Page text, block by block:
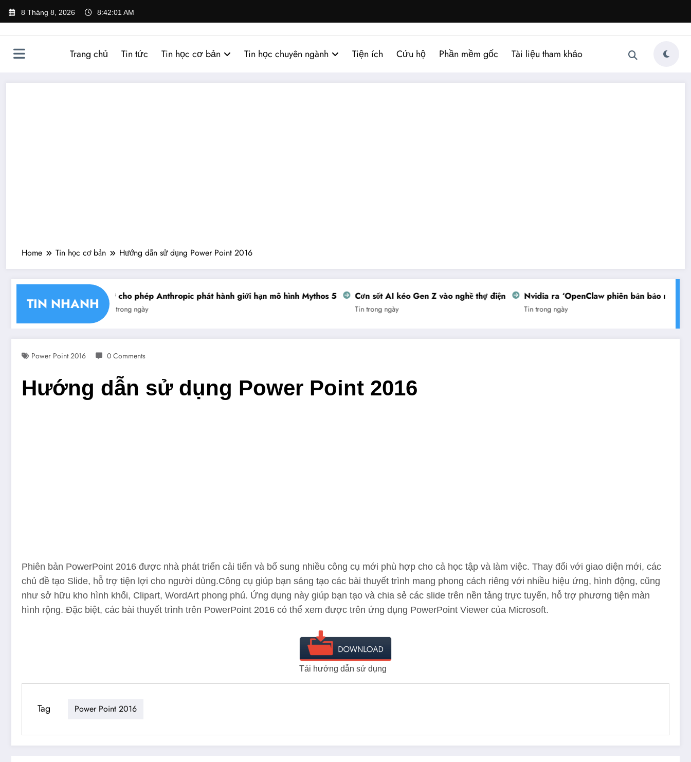
8 Tháng 8, 2026 8:42:01 AM
Trang chủ Tin tức Tin học cơ bản Tin học chuyên ngành Tiện ích Cứu hộ Phần mềm gốc Tài liệu tham khảo
Home Tin học cơ bản Hướng dẫn sử dụng Power Point 2016
TIN NHANH
chéo chữ ký số Mỹ cho phép Anthropic phát hành giới hạn mô hình Mythos 5
Tin trong ngày
Cơn sốt AI kéo Gen Z vào nghề thợ điện
Tin trong ngày
Nvidia ra ‘OpenClaw phiên bản bảo mật’
Tin trong ngày
Power Point 2016 0 Comments
Hướng dẫn sử dụng Power Point 2016
Phiên bản PowerPoint 2016 được nhà phát triển cải tiến và bổ sung nhiều công cụ mới phù hợp cho cả học tập và làm việc. Thay đổi với giao diện mới, các
chủ đề tạo Slide, hỗ trợ tiện lợi cho người dùng.Công cụ giúp bạn sáng tạo các bài thuyết trình mang phong cách riêng với nhiều hiệu ứng, hình động, cũng
như sở hữu kho hình khối, Clipart, WordArt phong phú. Ứng dụng này giúp bạn tạo và chia sẻ các slide trên nền tảng trực tuyến, hỗ trợ phương tiện màn
hình rộng. Đặc biệt, các bài thuyết trình trên PowerPoint 2016 có thể xem được trên ứng dụng PowerPoint Viewer của Microsoft.
Tải hướng dẫn sử dụng
Tag Power Point 2016